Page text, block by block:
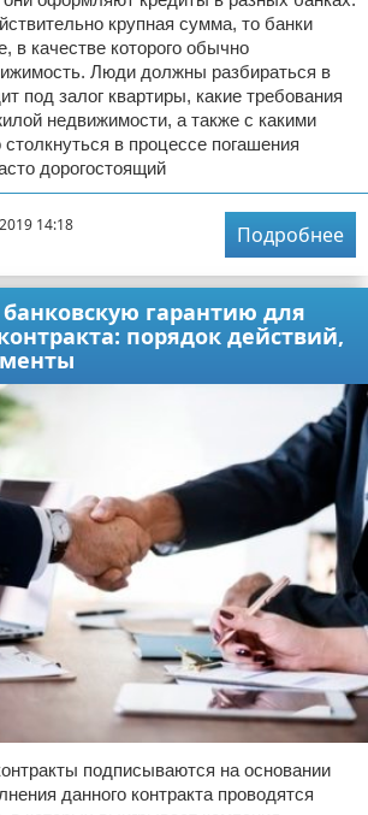
крупная сумма, то банки
в качестве которого обычно
Люди должны разбираться в
под залог квартиры, какие требования
недвижимости, а также с какими
в процессе погашения
дорогостоящий
14:18
Подробнее
гарантию для
порядок действий,
подписываются на основании
данного контракта проводятся